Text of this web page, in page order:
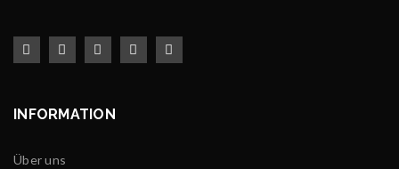
INFORMATION
Über uns